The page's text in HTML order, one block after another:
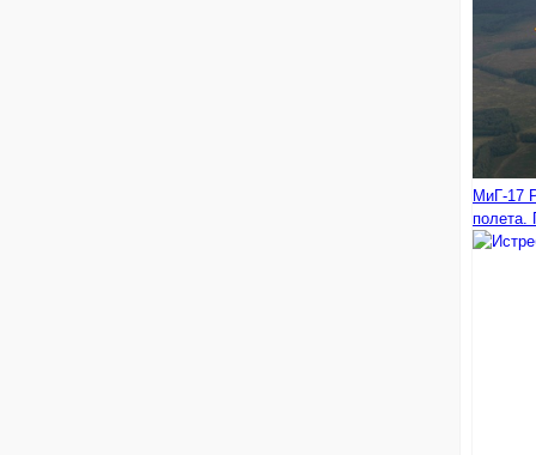
МиГ-17
полета.